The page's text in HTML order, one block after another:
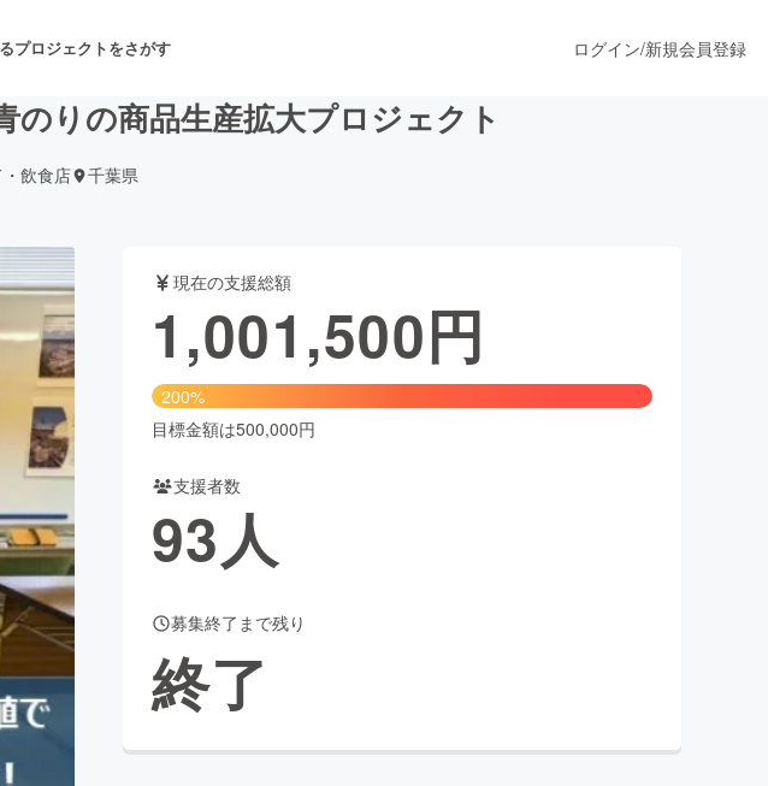
プロジェクトをさがす
舞台・パフォーマンス
フード・飲食店 ファッション
アニメ・漫画
ビューティー・ヘルスケア
Creation
yaコミュニティ
ログイン/新規会員登録
りの商品生産拡大プロジェクト
飲食店 千葉県
現在の支援総額
1,001,500円
200%
目標金額は500,000円
支援者数
93人
募集終了まで残り
終了